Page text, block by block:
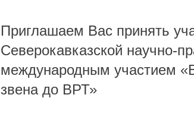
Приглашаем Вас принять
Северокавказской научно-
международным участием
звена до ВРТ»